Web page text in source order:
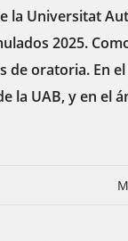
la Universitat
2025.
de oratoria. En
la UAB, y en el